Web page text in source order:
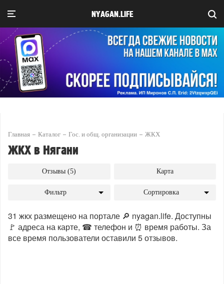
NYAGAN.LIFE
Главная Каталог Гос. и общ. организации ЖКХ
ЖКХ в Нягани
Отзывы (5) Карта
Фильтр Сортировка
31 жкх размещено на портале 🔎 nyagan.life. Доступны
🚩 адреса на карте, ☎ телефон и ⏰ время работы. За
все время пользователи оставили 5 отзывов.